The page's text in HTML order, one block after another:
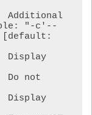
"-c'--
[default: